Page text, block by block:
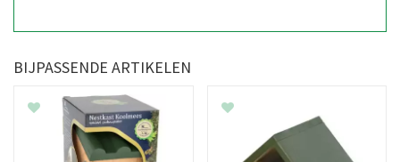
BIJPASSENDE ARTIKELEN